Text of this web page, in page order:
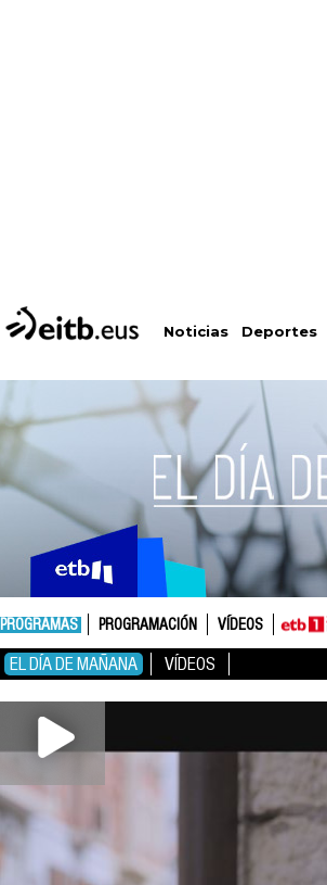
Noticias Deportes
PROGRAMAS PROGRAMACIÓN VÍDEOS
EL DÍA DE MAÑANA VÍDEOS